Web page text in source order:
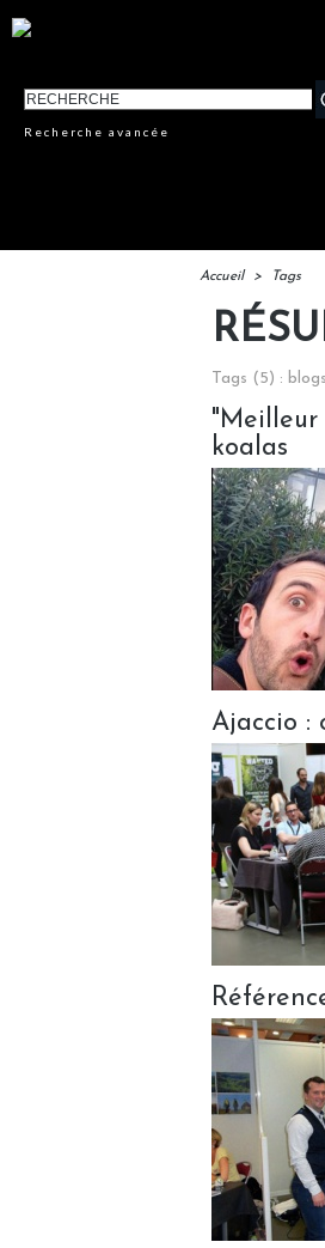
Recherche avancée
Accueil > Tags
Tags (5) : blogs
"Meilleur
koalas
Ajaccio :